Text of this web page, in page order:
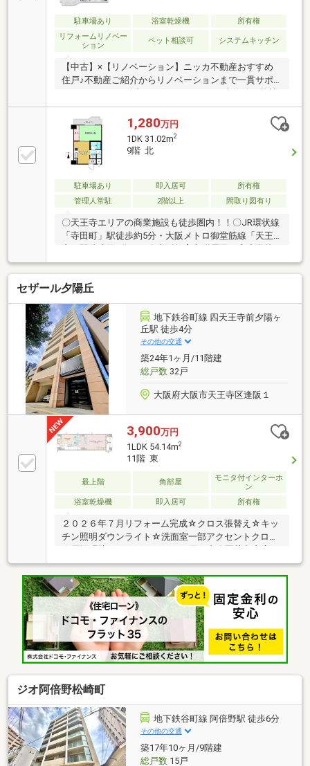
ーンやリフォームのご相談も承ります。～主なリフォ
ーム内容～システムキッチン交換、ユニットバス交換
洗面化粧台・トイレ・洗濯設備交換建具交換、壁紙貼
替、フローリング貼替・・・等
駐車場あり 浴室乾燥機
所有権
リフォームリノベー
ション
ペット相談可 システムキッチン
【中古】×【リノベーション】ニッカ不動産おすすめ
住戸♪不動産ご紹介からリノベーションまで一貫サポ
ートのニッカ不動産にお任せ下さい！＼当物件は弊社
売主ですので、直接お問合せでお得に購入可能です！
／▼お電話でのご予約、ご質問・お問合せはこちらま
で▼TEL：0120-15-7549【通話無料】◎空家につき即
日のご案内も可能◎気になる他物件とまとめてのご案
内も可能お気兼ねなくお問合せくださいませ。住宅ロ
ーンやリフォームのご相談も承ります。～主なリフォ
ーム内容～システムキッチン交換、ユニットバス交換
洗面化粧台・トイレ・洗濯設備交換建具交換、壁紙貼
1,280万円
1DK 31.02m2
9階 北
駐車場あり 即入居可
所有権
管理人常駐
2階以上 間取り図有り
〇天王寺エリアの商業施設も徒歩圏内！！〇JR環状線
「寺田町」駅徒歩約5分・大阪メトロ御堂筋線「天王
寺」駅徒歩約8分！！〇大阪教育大附属天王寺小学校
まで約400ｍ。
セザール夕陽丘
地下鉄谷町線 四天王寺前夕陽ヶ
丘駅 徒歩4分
その他の交通
築24年1ヶ月/11階建
総戸数32戸
大阪府大阪市天王寺区逢阪１
3,900万円
1LDK 54.14m2
11階 東
最上階 角部屋
モニタ付インターホ
ン
浴室乾燥機
即入居可 所有権
２０２６年７月リフォーム完成☆クロス張替え☆キッ
チン照明ダウンライト☆洗面室一部アクセントクロス
徒歩4分八百屋ｉｃｈｉｃａ 徒歩4分ライフ四天王寺
店 徒歩7分あべちか 徒歩8分スギ薬局天王寺駅前
店 徒歩9分大阪市立大江小学校 徒歩4分大阪市立天
王寺中学校 徒歩9分四天王寺病院 徒歩2分天王寺公
園 徒歩4分四天王寺 徒歩5分てんしば 徒歩9分天
王寺MIO 徒歩10分あべのハルカス 徒歩12分あべの
キューズモール 徒歩13分
ジオ阿倍野松崎町
地下鉄谷町線 阿倍野駅 徒歩6分
その他の交通
築17年10ヶ月/9階建
総戸数15戸